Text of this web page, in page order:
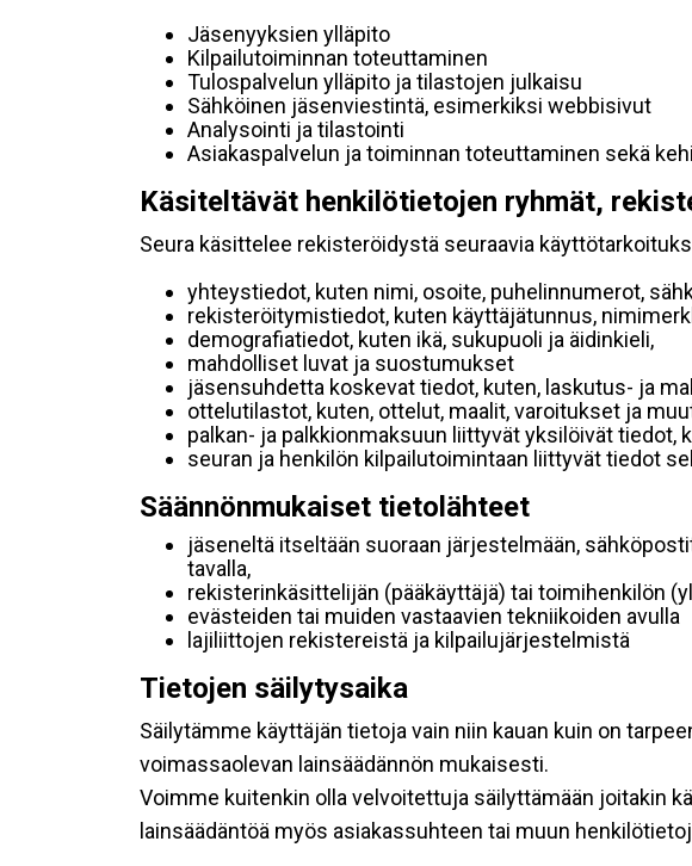
Jäsenyyksien ylläpito
Kilpailutoiminnan toteuttaminen
Tulospalvelun ylläpito ja tilastojen julkaisu
Sähköinen jäsenviestintä, esimerkiksi webbisivut
Analysointi ja tilastointi
Asiakaspalvelun ja toiminnan toteuttaminen sekä
Käsiteltävät henkilötietojen ryhmät,
Seura käsittelee rekisteröidystä seuraavia
yhteystiedot, kuten nimi, osoite, puhelinnumerot,
rekisteröitymistiedot, kuten käyttäjätunnus,
demografiatiedot, kuten ikä, sukupuoli ja äidinkieli,
mahdolliset luvat ja suostumukset
jäsensuhdetta koskevat tiedot, kuten, laskutus- ja
ottelutilastot, kuten, ottelut, maalit, varoitukset ja
palkan- ja palkkionmaksuun liittyvät yksilöivät tiedot,
seuran ja henkilön kilpailutoimintaan liittyvät tiedot
Säännönmukaiset tietolähteet
jäseneltä itseltään suoraan järjestelmään,
tavalla,
rekisterinkäsittelijän (pääkäyttäjä) tai toimihenkilön
evästeiden tai muiden vastaavien tekniikoiden avulla
lajiliittojen rekistereistä ja kilpailujärjestelmistä
Tietojen säilytysaika
Säilytämme käyttäjän tietoja vain niin kauan kuin on
voimassaolevan lainsäädännön mukaisesti.
Voimme kuitenkin olla velvoitettuja säilyttämään joitakin
lainsäädäntöä myös asiakassuhteen tai muun